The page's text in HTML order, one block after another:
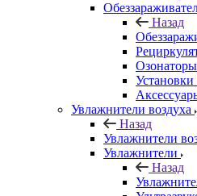
Назад
Озонаторы
Установки
Увлажнители воздуха
Назад
Увлажнители
Увлажнители
Назад